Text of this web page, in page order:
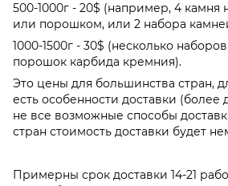
500-1000г - 20$ (например, 4 камня
или порошком, или 2 набора
1000-1500г - 30$ (несколько
порошок карбида кремния).
Это цены для большинства стран,
есть особенности доставки (более
не все возможные способы
стран стоимость доставки будет
Примерны срок доставки 14-21